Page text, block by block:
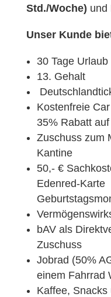
Std./Woche) und
Unser Kunde
30 Tage Urlaub
13. Gehalt
Kostenfreie
35% Rabatt
Zuschuss zum
Kantine
50,- €
Edenred-Karte
bAV als
Zuschuss
Jobrad (50%
einem Fahrrad
Kaffee, Snacks